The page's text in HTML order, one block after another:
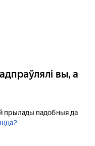
вы, а
прылады падобныя да